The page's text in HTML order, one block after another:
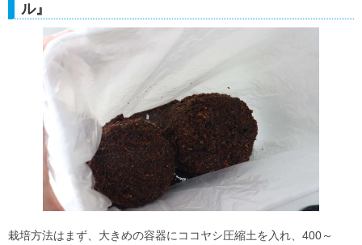
ル』
栽培方法はまず、大きめの容器にココヤシ圧縮土を入れ、400～